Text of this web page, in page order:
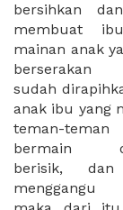
bersihkan
membuat
mainan anak
sudah
anak ibu yang
teman-
bermain
berisik,
menggangu
membantu
ibu untuk
arisan. ibu
masukan
waktunya,
anggota yang
arisan.. dan
akan muncul
hape ibu.
tempat